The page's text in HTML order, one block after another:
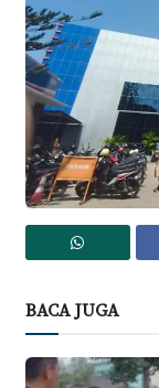
BACA JUGA